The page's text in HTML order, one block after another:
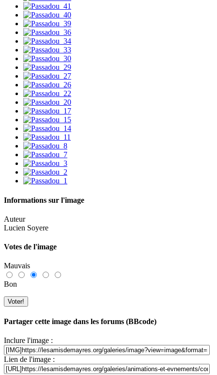
Informations sur l'image
Auteur
Lucien Soyere
Votes de l'image
Mauvais
Bon
Partager cette image dans les forums (BBcode)
Inclure l'image :
Lien de l'image :